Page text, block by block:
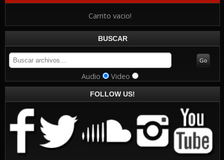
Carrito vacio!
BUSCAR
Audio Video
FOLLOW US!